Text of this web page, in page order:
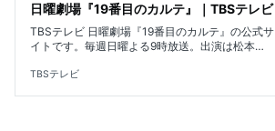
日曜劇場『19番目のカルテ』｜TBSテレビ
TBSテレビ 日曜劇場『19番目のカルテ』の公式サ
イトです。毎週日曜よる9時放送。出演は松本
総合診療医を描く新しいヒューマン医療エンター
TBSテレビ